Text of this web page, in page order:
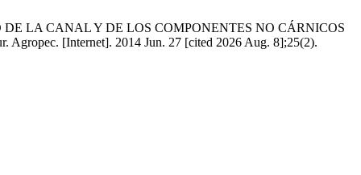
DE LA CANAL Y DE LOS COMPONENTES NO CÁRNICOS
[Internet]. 2014 Jun. 27 [cited 2026 Aug. 8];25(2).